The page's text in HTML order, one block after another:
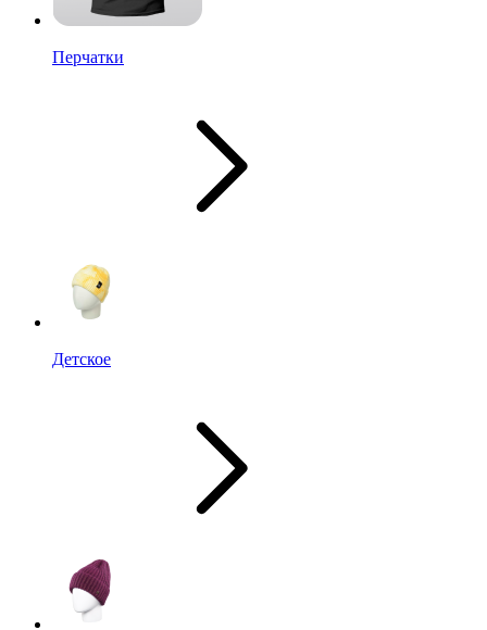
Перчатки
Детское